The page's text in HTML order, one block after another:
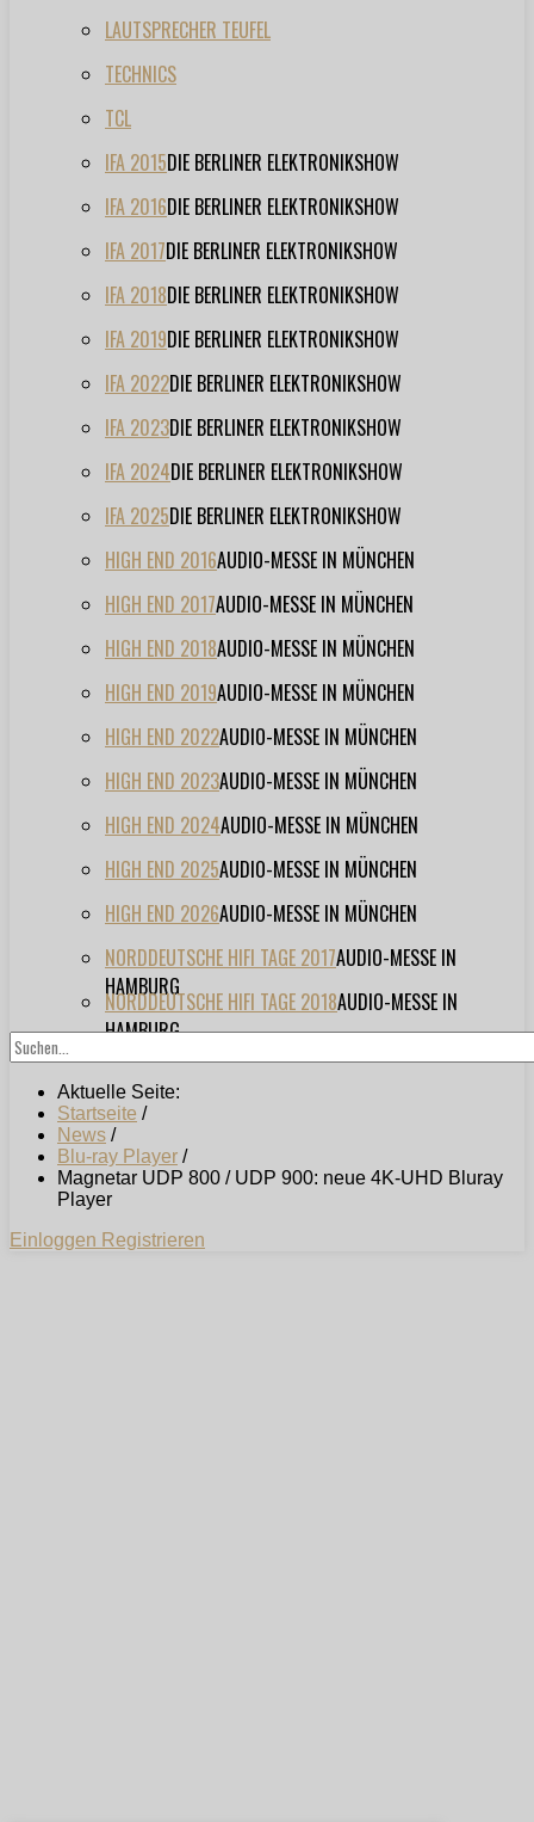
LAUTSPRECHER TEUFEL
TECHNICS
TCL
IFA 2015DIE BERLINER ELEKTRONIKSHOW
IFA 2016DIE BERLINER ELEKTRONIKSHOW
IFA 2017DIE BERLINER ELEKTRONIKSHOW
IFA 2018DIE BERLINER ELEKTRONIKSHOW
IFA 2019DIE BERLINER ELEKTRONIKSHOW
IFA 2022DIE BERLINER ELEKTRONIKSHOW
IFA 2023DIE BERLINER ELEKTRONIKSHOW
IFA 2024DIE BERLINER ELEKTRONIKSHOW
IFA 2025DIE BERLINER ELEKTRONIKSHOW
HIGH END 2016AUDIO-MESSE IN MÜNCHEN
HIGH END 2017AUDIO-MESSE IN MÜNCHEN
HIGH END 2018AUDIO-MESSE IN MÜNCHEN
HIGH END 2019AUDIO-MESSE IN MÜNCHEN
HIGH END 2022AUDIO-MESSE IN MÜNCHEN
HIGH END 2023AUDIO-MESSE IN MÜNCHEN
HIGH END 2024AUDIO-MESSE IN MÜNCHEN
HIGH END 2025AUDIO-MESSE IN MÜNCHEN
HIGH END 2026AUDIO-MESSE IN MÜNCHEN
NORDDEUTSCHE HIFI TAGE 2017AUDIO-MESSE IN
HAMBURG
NORDDEUTSCHE HIFI TAGE 2018AUDIO-MESSE IN
HAMBURG
Aktuelle Seite:
Startseite /
News /
Blu-ray Player /
Magnetar UDP 800 / UDP 900: neue 4K-UHD Bluray
Player
Einloggen Registrieren